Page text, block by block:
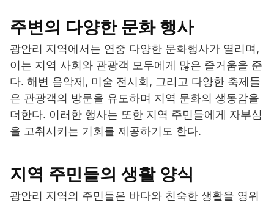
주변의 다양한 문화 행사
광안리 지역에서는 연중 다양한 문화행사가 열리며,
이는 지역 사회와 관광객 모두에게 많은 즐거움을 준
다. 해변 음악제, 미술 전시회, 그리고 다양한 축제들
은 관광객의 방문을 유도하며 지역 문화의 생동감을
더한다. 이러한 행사는 또한 지역 주민들에게 자부심
을 고취시키는 기회를 제공하기도 한다.
지역 주민들의 생활 양식
광안리 지역의 주민들은 바다와 친숙한 생활을 영위